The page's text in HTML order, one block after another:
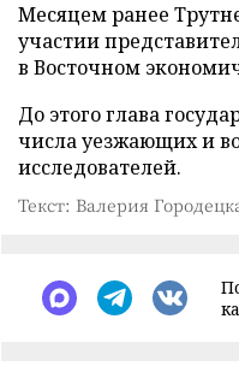
Месяцем ранее
участии
в Восточном
До этого глава
числа уезжающих и
исследователей.
Текст: Валерия